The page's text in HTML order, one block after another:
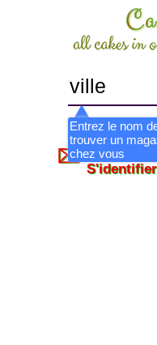
Entrez le nom
trouver un
chez vous
Devenir
S'identifier